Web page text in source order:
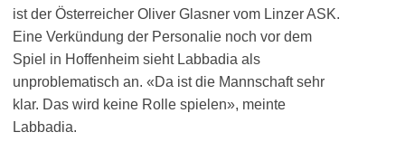
ist der Österreicher Oliver Glasner vom Linzer ASK.
Eine Verkündung der Personalie noch vor dem
Spiel in Hoffenheim sieht Labbadia als
unproblematisch an. «Da ist die Mannschaft sehr
klar. Das wird keine Rolle spielen», meinte
Labbadia.